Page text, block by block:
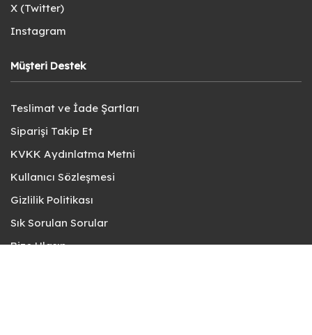
X (Twitter)
Instagram
Müşteri Destek
Teslimat ve İade Şartları
Siparişi Takip Et
KVKK Aydınlatma Metni
Kullanıcı Sözleşmesi
Gizlilik Politikası
Sık Sorulan Sorular
Bize Ulaşın